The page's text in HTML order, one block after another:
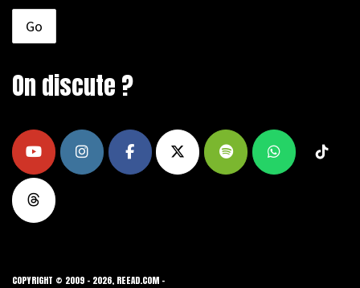
On discute ?
COPYRIGHT © 2009 - 2026, REEAD.COM -